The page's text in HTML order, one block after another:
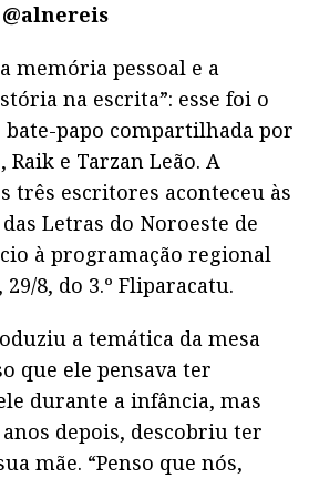
@alnereis
memória pessoal e a
na escrita”: esse foi o
bate-papo compartilhada por
e Tarzan Leão. A
três escritores aconteceu às
Letras do Noroeste de
à programação regional
8, do 3.º Fliparacatu.
a temática da mesa
que ele pensava ter
durante a infância, mas
depois, descobriu ter
mãe. “Penso que nós,